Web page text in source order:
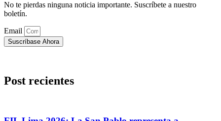
No te pierdas ninguna noticia importante. Suscríbete a nuestro
boletín.
Email
Suscríbase Ahora
Post recientes